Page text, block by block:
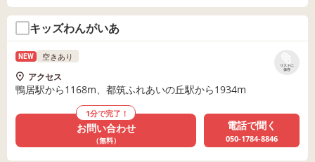
キッズわんがいあ
リストに
保存
NEW 空きあり
アクセス
鴨居駅から1168m、都筑ふれあいの丘駅から1934m
1分で完了！
お問い合わせ
（無料）
電話で聞く
050-1784-8846